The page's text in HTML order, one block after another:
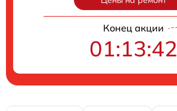
Конец акции
01:13:41